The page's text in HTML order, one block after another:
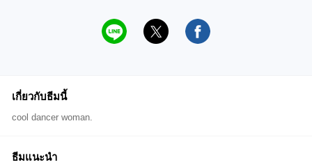
เกี่ยวกับธีมนี้
cool dancer woman.
ธีมแนะนำ